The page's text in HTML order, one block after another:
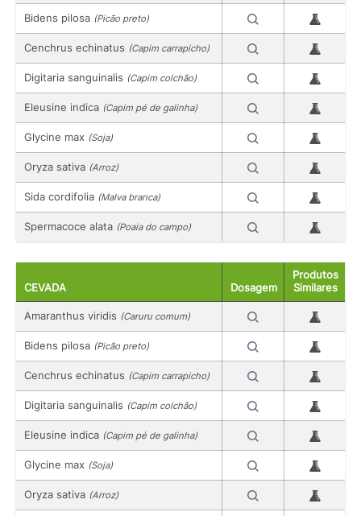
Bidens pilosa (Picão preto)
Cenchrus echinatus (Capim carrapicho)
Digitaria sanguinalis (Capim colchão)
Eleusine indica (Capim pé de galinha)
Glycine max (Soja)
Oryza sativa (Arroz)
Sida cordifolia (Malva branca)
Spermacoce alata (Poaia do campo)
CEVADA Dosagem
Produtos
Similares
Amaranthus viridis (Caruru comum)
Bidens pilosa (Picão preto)
Cenchrus echinatus (Capim carrapicho)
Digitaria sanguinalis (Capim colchão)
Eleusine indica (Capim pé de galinha)
Glycine max (Soja)
Oryza sativa (Arroz)